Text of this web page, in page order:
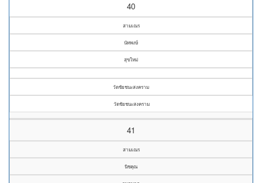
40
สามเณร
นัทพงษ์
สุขใหม่
วัดชัยชนะสงคราม
วัดชัยชนะสงคราม
41
สามเณร
นิชคุณ